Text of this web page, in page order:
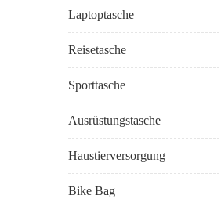
Laptoptasche
Reisetasche
Sporttasche
Ausrüstungstasche
Haustierversorgung
Bike Bag